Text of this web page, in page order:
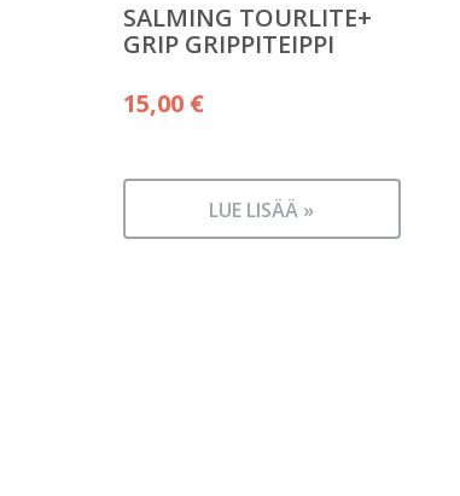
SALMING TOURLITE+
GRIP GRIPPITEIPPI
15,00 €
LUE LISÄÄ »